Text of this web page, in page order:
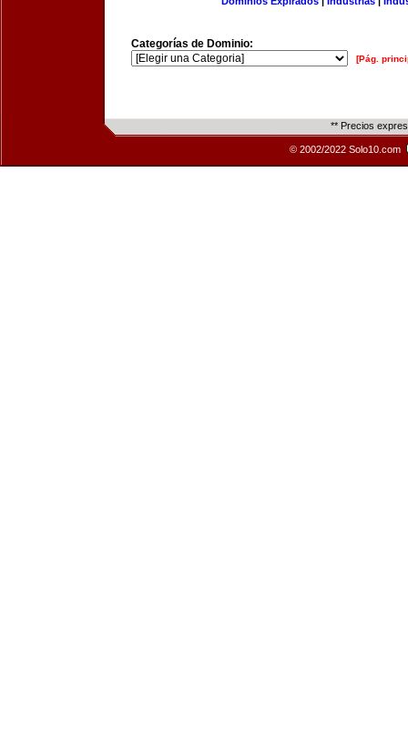
Categorías de Dominio:
[Pág.
** Precios
© 2002/2022 Solo10.com